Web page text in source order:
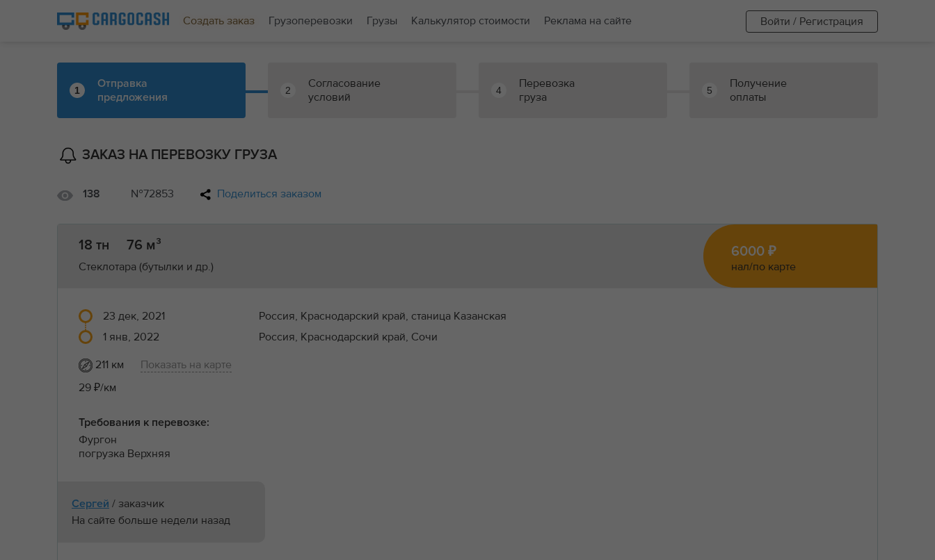
Создать заказ Грузоперевозки Грузы Калькулятор стоимости Реклама на сайте Войти / Регистрация
1
Отправка
предложения
2
Согласование
условий
4
Перевозка
груза
5
Получение
оплаты
ЗАКАЗ НА ПЕРЕВОЗКУ ГРУЗА
138 №72853 Поделиться заказом
18 тн
76 м³
Стеклотара (бутылки и др.)
6000 ₽
нал/по карте
23 дек, 2021
Россия, Краснодарский край, станица Казанская
1 янв, 2022
Россия, Краснодарский край, Сочи
211 км
Показать на карте
29 ₽/км
Требования к перевозке:
Фургон
погрузка Верхняя
Сергей / заказчик
На сайте больше недели назад